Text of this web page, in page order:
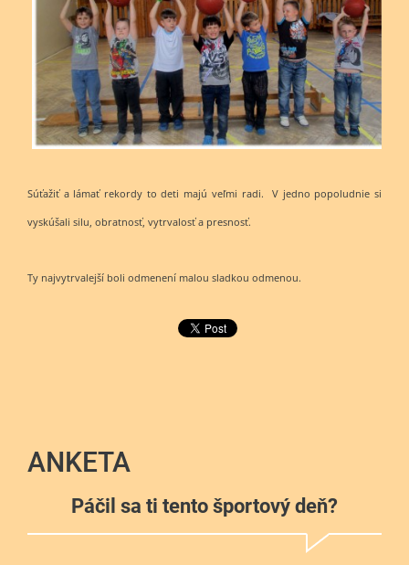
Súťažiť a lámať rekordy to deti majú veľmi radi. V jedno popoludnie si
vyskúšali silu, obratnosť, vytrvalosť a presnosť.
Ty najvytrvalejší boli odmenení malou sladkou odmenou.
ANKETA
Páčil sa ti tento športový deň?